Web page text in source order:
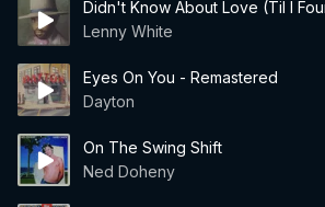
Didn't Know About Love (Til I
Lenny White
Eyes On You - Remastered
Dayton
On The Swing Shift
Ned Doheny